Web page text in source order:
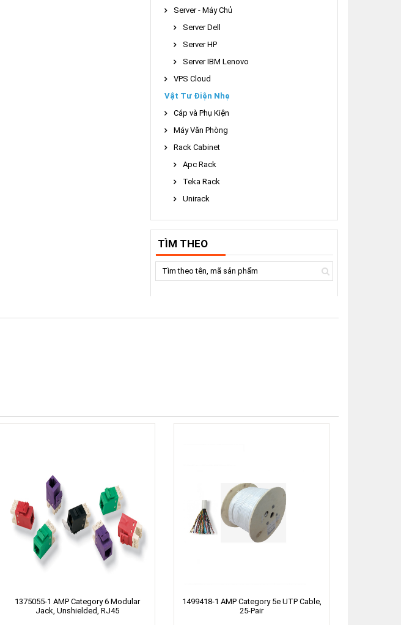
Server - Máy Chủ
Server Dell
Server HP
Server IBM Lenovo
VPS Cloud
Vật Tư Điện Nhẹ
Cáp và Phụ Kiện
Máy Văn Phòng
Rack Cabinet
Apc Rack
Teka Rack
Unirack
TÌM THEO
1375055-1 AMP Category 6 Modular
Jack, Unshielded, RJ45
1499418-1 AMP Category 5e UTP Cable,
25-Pair